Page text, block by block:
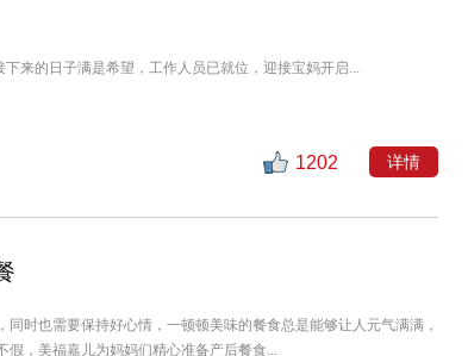
来的日子满是希望，工作人员已就位，迎接宝妈开启...
1202 详情
同时也需要保持好心情，一顿顿美味的餐食总是能够让人元气满满，
假，美福嘉儿为妈妈们精心准备产后餐食...